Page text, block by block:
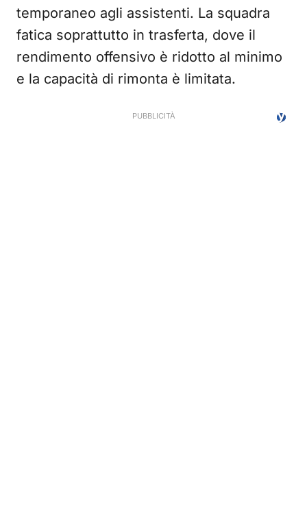
temporaneo agli assistenti. La squadra
fatica soprattutto in trasferta, dove il
rendimento offensivo è ridotto al minimo
e la capacità di rimonta è limitata.